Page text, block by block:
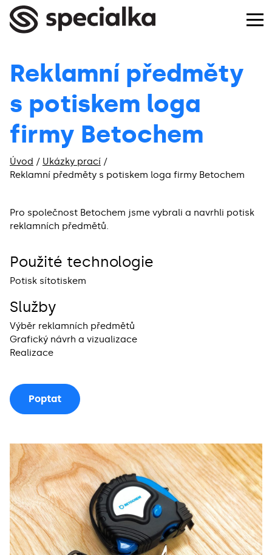
Reklamní předměty
s potiskem loga
firmy Betochem
Úvod / Ukázky prací /
Reklamní předměty s potiskem loga firmy Betochem
Pro společnost Betochem jsme vybrali a navrhli potisk
reklamních předmětů.
Použité technologie
Potisk sítotiskem
Služby
Výběr reklamních předmětů
Grafický návrh a vizualizace
Realizace
Poptat